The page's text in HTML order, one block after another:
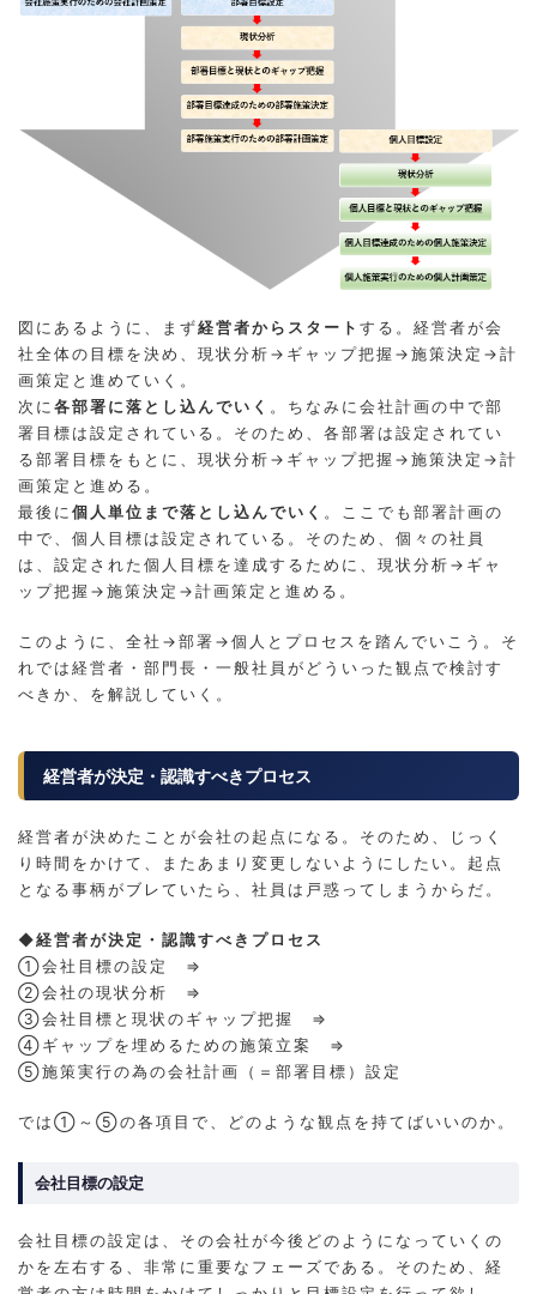
図にあるように、まず経営者からスタート する。経営者が会
社全体の目標を決め、現状分析→ギャップ把握→施策決定→計
画策定と進めていく。
次に 各部署に落とし込んでいく 。ちなみに会社計画の中で部
署目標は設定されている。そのため、各部署は設定されてい
る部署目標をもとに、現状分析→ギャップ把握→施策決定→計
画策定と進める。
最後に 個人単位まで落とし込んでいく 。ここでも部署計画の
中で、個人目標は設定されている。そのため、個々の社員
は、設定された個人目標を達成するために、現状分析→ギャ
ップ把握→施策決定→計画策定と進める。
このように、全社→部署→個人とプロセスを踏んでいこう。そ
れでは経営者・部門長・一般社員がどういった観点で検討す
べきか、を解説していく。
経営者が決定・認識すべきプロセス
経営者が決めたことが会社の起点になる。そのため、じっく
り時間をかけて、またあまり変更しないようにしたい。起点
となる事柄がブレていたら、社員は戸惑ってしまうからだ。
◆経営者が決定・認識すべきプロセス
①会社目標の設定 ⇒
②会社の現状分析 ⇒
③会社目標と現状のギャップ把握 ⇒
④ギャップを埋めるための施策立案 ⇒
⑤施策実行の為の会社計画（＝部署目標）設定
では①～⑤の各項目で、どのような観点を持てばいいのか。
会社目標の設定
会社目標の設定は、その会社が今後どのようになっていくの
かを左右する、非常に重要なフェーズである。そのため、経